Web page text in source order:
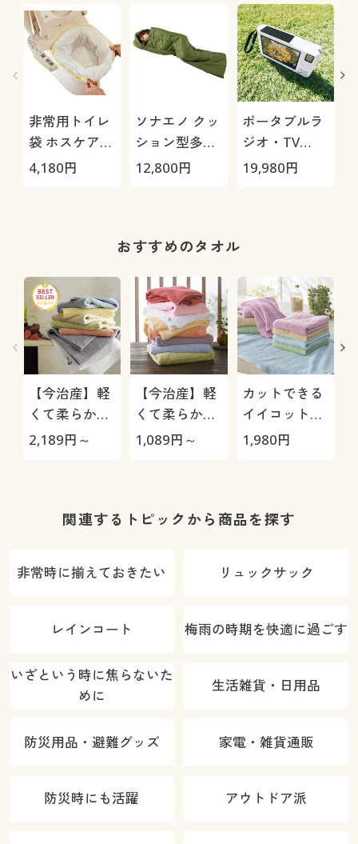
非常用トイレ
袋 ホスケア抗
菌/1箱20枚入
4,180円
ソナエノ クッ
ション型多機
能寝袋
12,800円
ポータブルラ
ジオ・TV
buddy Max
19,980円
おすすめのタオル
【今治産】軽
くて柔らかい
タオル(同色2
ものに
2,189円～
【今治産】軽
くて柔らかい
タオル(1枚)
1,089円～
カットできる
イイコットン
製タオル(4枚
1,980円
関連するトピックから商品を探す
非常時に揃えておきたい リュックサック
レインコート 梅雨の時期を快適に過ごす
いざという時に焦らないた
めに
生活雑貨・日用品
防災用品・避難グッズ 家電・雑貨通販
防災時にも活躍 アウトドア派